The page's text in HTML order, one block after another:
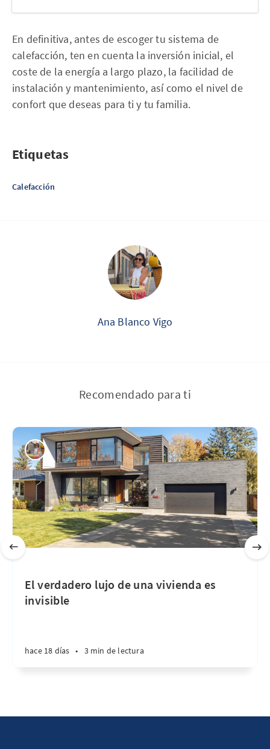
En definitiva, antes de escoger tu sistema de
calefacción, ten en cuenta la inversión inicial, el
coste de la energía a largo plazo, la facilidad de
instalación y mantenimiento, así como el nivel de
confort que deseas para ti y tu familia.
Etiquetas
Calefacción
Ana Blanco Vigo
Recomendado para ti
El verdadero lujo de una vivienda es
invisible
hace 18 días • 3 min de lectura